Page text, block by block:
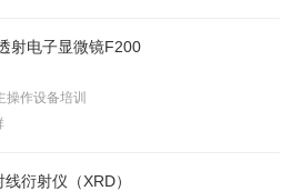
射电子显微镜F200
操作设备培训
衍射仪（XRD）